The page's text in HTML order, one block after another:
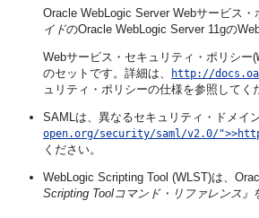
Oracle WebLogic Server Webサービス
イドのOracle WebLogic Server 11gの
Webサービス・セキュリティ・ポリシー(
のセットです。詳細は、
http://
ュリティ・ポリシーの仕様を参照してく
SAML は、異なるセキュリティ・ドメイ
open.org/security/saml/v2.0/
ください。
WebLogic Scripting Tool (WLST)は、
Scripting Toolコマンド・リファレンス』